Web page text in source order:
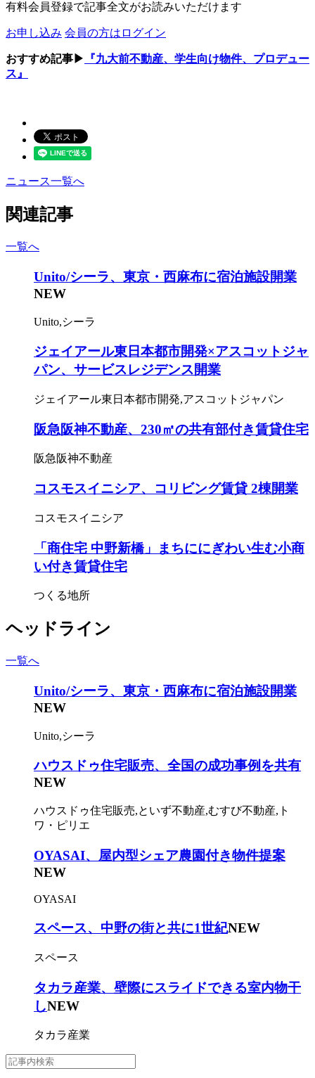
有料会員登録で記事全文がお読みいただけます
お申し込み 会員の方はログイン
おすすめ記事▶
『九大前不動産、学生向け物件、プロデュー
ス』
ニュース一覧へ
関連記事
一覧へ
Unito/シーラ、東京・西麻布に宿泊施設開業
NEW
Unito,シーラ
ジェイアール東日本都市開発×アスコットジャ
パン、サービスレジデンス開業
ジェイアール東日本都市開発,アスコットジャパン
阪急阪神不動産、230㎡の共有部付き賃貸住宅
阪急阪神不動産
コスモスイニシア、コリビング賃貸 2棟開業
コスモスイニシア
「商住宅 中野新橋」まちににぎわい生む小商
い付き賃貸住宅
つくる地所
ヘッドライン
一覧へ
Unito/シーラ、東京・西麻布に宿泊施設開業
NEW
Unito,シーラ
ハウスドゥ住宅販売、全国の成功事例を共有
NEW
ハウスドゥ住宅販売,といず不動産,むすび不動産,ト
ワ・ピリエ
OYASAI、屋内型シェア農園付き物件提案
NEW
OYASAI
スペース、中野の街と共に1世紀NEW
スペース
タカラ産業、壁際にスライドできる室内物干
しNEW
タカラ産業